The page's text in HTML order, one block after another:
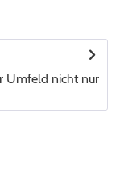
Umfeld nicht nur